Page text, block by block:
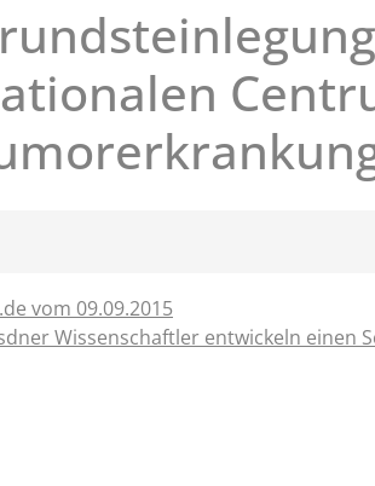
vom 09.09.2015
Wissenschaftler entwickeln einen